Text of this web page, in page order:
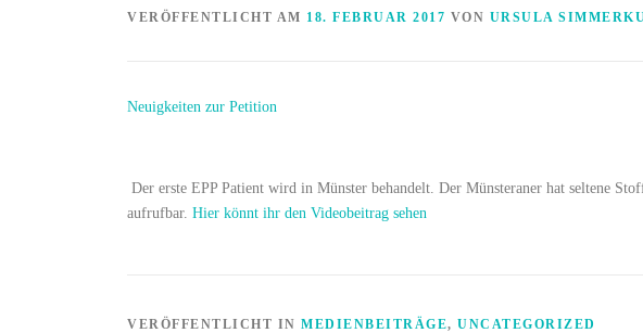
VERÖFFENTLICHT AM 18. FEBRUAR 2017 VON URSULA
Neuigkeiten zur Petition
Der erste EPP Patient wird in Münster behandelt. Der Münsteraner hat seltene
aufrufbar. Hier könnt ihr den Videobeitrag sehen
VERÖFFENTLICHT IN MEDIENBEITRÄGE, UNCATEGORIZED